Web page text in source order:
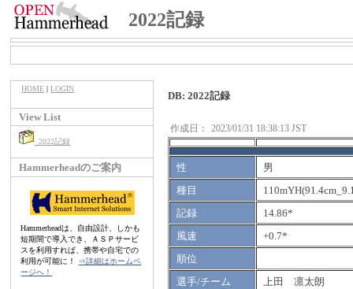
2022記録
HOME |LOGIN
View List
2022記録
Hammerheadのご案内
Hammerheadは、自由設計、しかも
短期間で導入でき、ＡＳＰサービ
スを利用すれば、携帯や自宅での
利用が可能に！ ⇒詳細はホームペ
ージへ！
DB: 2022記録
作成日： 2023/01/31 18:38:13 JST
性
男
種目
記録
14.86*
風速
+0.7*
順位
選手/チーム
上田 凛太朗